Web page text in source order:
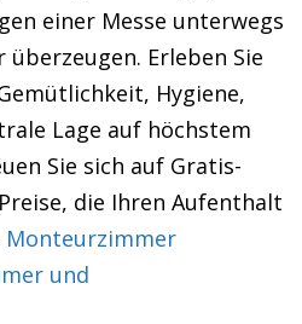
einer Messe unterwegs
Erleben Sie
Hygiene,
Lage auf höchstem
Sie sich auf Gratis-
die Ihren Aufenthalt
Monteurzimmer
und